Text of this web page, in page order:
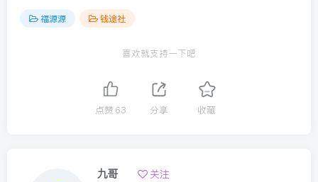
福源源 钱途社
喜欢就支持一下吧
点赞 63 分享 收藏
九哥 关注